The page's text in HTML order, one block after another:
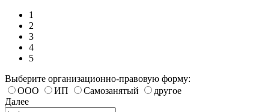
1
2
3
4
5
Выберите организационно-правовую форму:
ООО
ИП Самозанятый
другое
Далее